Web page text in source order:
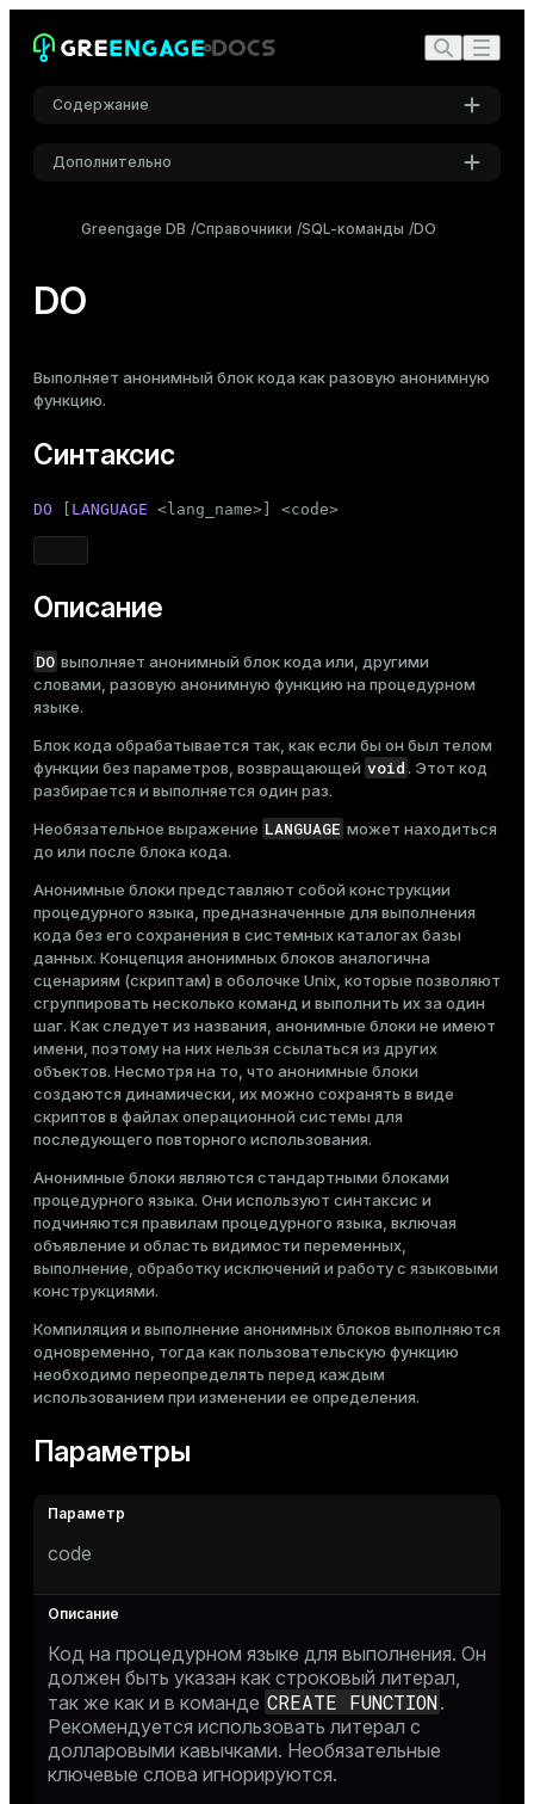
Содержание
Синтаксис
Примечания
Совместимость
Дополнительно
Roboto Mono
Greengage DB Справочники SQL-команды DO
DO
Выполняет анонимный блок кода как разовую анонимную
функцию.
Синтаксис
DO LANGUAGE <lang_name>] <code>
Описание
DO выполняет анонимный блок кода или, другими
словами, разовую анонимную функцию на процедурном
языке.
Блок кода обрабатывается так, как если бы он был телом
функции без параметров, возвращающей void. Этот код
разбирается и выполняется один раз.
Необязательное выражение LANGUAGE может находиться
до или после блока кода.
Анонимные блоки представляют собой конструкции
процедурного языка, предназначенные для выполнения
кода без его сохранения в системных каталогах базы
данных. Концепция анонимных блоков аналогична
сценариям (скриптам) в оболочке Unix, которые позволяют
сгруппировать несколько команд и выполнить их за один
шаг. Как следует из названия, анонимные блоки не имеют
имени, поэтому на них нельзя ссылаться из других
объектов. Несмотря на то, что анонимные блоки
создаются динамически, их можно сохранять в виде
скриптов в файлах операционной системы для
последующего повторного использования.
Анонимные блоки являются стандартными блоками
процедурного языка. Они используют синтаксис и
подчиняются правилам процедурного языка, включая
объявление и область видимости переменных,
выполнение, обработку исключений и работу с языковыми
конструкциями.
Компиляция и выполнение анонимных блоков выполняются
одновременно, тогда как пользовательскую функцию
необходимо переопределять перед каждым
использованием при изменении ее определения.
Параметры
code
Код на процедурном языке для выполнения. Он
должен быть указан как строковый литерал,
так же как и в команде CREATE FUNCTION.
Рекомендуется использовать литерал с
долларовыми кавычками. Необязательные
ключевые слова игнорируются.